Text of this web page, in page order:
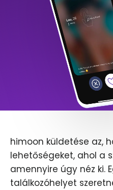
himoon küldetése az,
lehetőségeket, ahol a
amennyire úgy néz ki.
találkozóhelyet